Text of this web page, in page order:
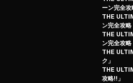
でランカーを連発し、実に4本の
実績に裏打ちされたロジカルなア
全てのアングラーに捧げる"獲る"
本、それがジ・アルティメット6
ーン完全攻
THE
ン完全攻略
THE
ン完全攻略
THE
ク」
THE
攻略!!」